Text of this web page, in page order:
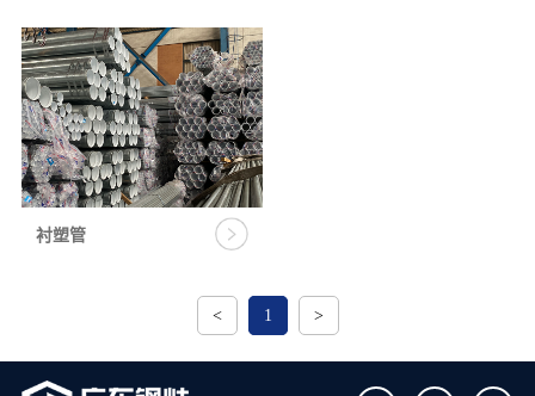
衬塑管
< 1 >